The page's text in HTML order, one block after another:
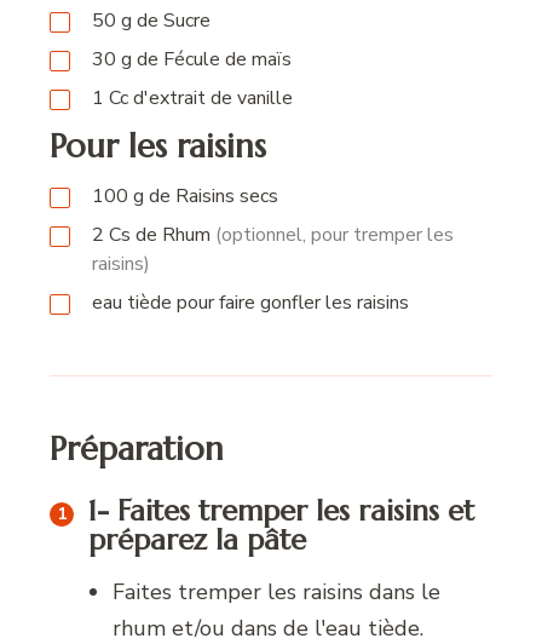
50 g de Sucre
30 g de Fécule de maïs
1 Ccd'extrait de vanille
Pour les raisins
100 g de Raisins secs
2 Cs de Rhum (optionnel, pour tremper les
raisins)
eau tiède pour faire gonfler les raisins
Préparation
1- Faites tremper les raisins et
préparez la pâte
Faites tremper les raisins dans le
rhum et/ou dans de l'eau tiède.